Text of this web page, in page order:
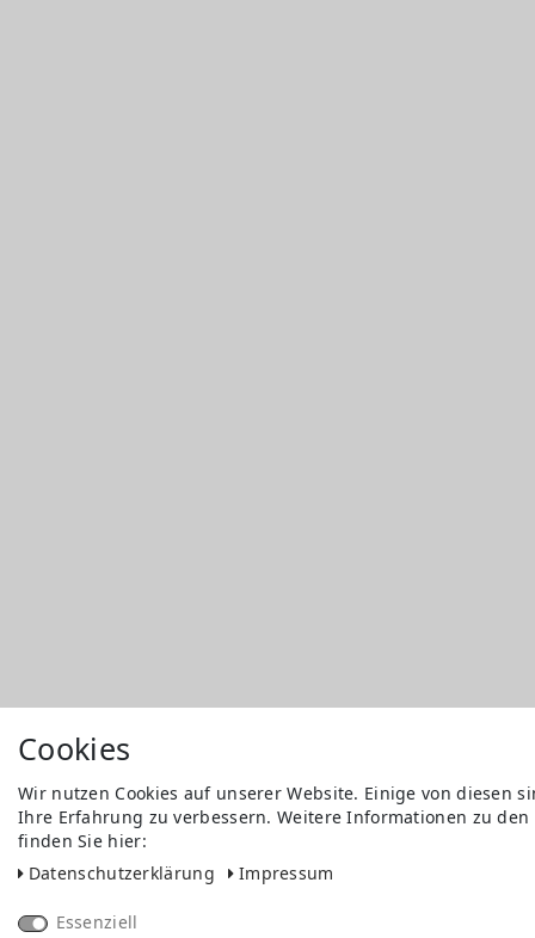
Cookies
Wir nutzen Cookies auf unserer Website. Einige von diesen
Ihre Erfahrung zu verbessern. Weitere Informationen zu
finden Sie hier:
Daten­schutz­erklärung
Impressum
Essenziell